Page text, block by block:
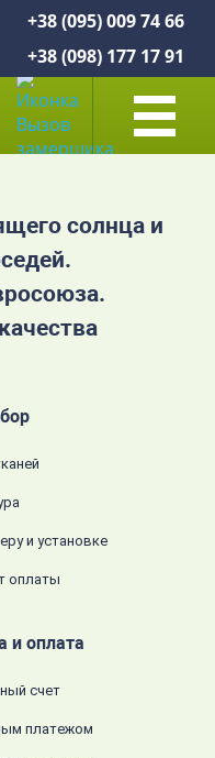
+38 (095) 009 74 66
+38 (098) 177 17 91
солнца и
и установке
оплаты
и оплата
счет
платежом